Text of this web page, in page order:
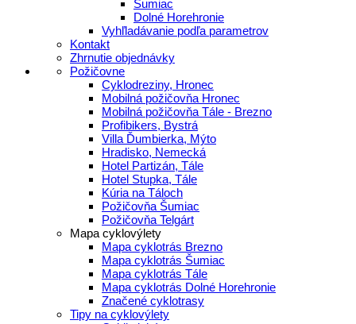
Šumiac
Dolné Horehronie
Vyhľladávanie podľa parametrov
Kontakt
Zhrnutie objednávky
Požičovne
Cyklodreziny, Hronec
Mobilná požičovňa Hronec
Mobilná požičovňa Tále - Brezno
Profibikers, Bystrá
Villa Ďumbierka, Mýto
Hradisko, Nemecká
Hotel Partizán, Tále
Hotel Stupka, Tále
Kúria na Táloch
Požičovňa Šumiac
Požičovňa Telgárt
Mapa cyklovýlety
Mapa cyklotrás Brezno
Mapa cyklotrás Šumiac
Mapa cyklotrás Tále
Mapa cyklotrás Dolné Horehronie
Značené cyklotrasy
Tipy na cyklovýlety